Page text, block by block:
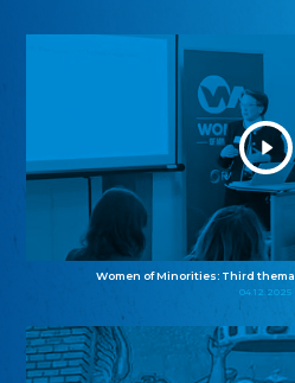
Women of Minorities: Third
04.12.2025